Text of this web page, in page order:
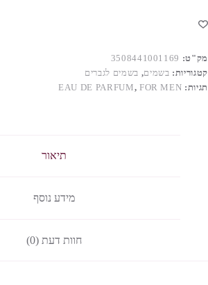
מק"ט: 3508441001169
קטגוריות: בשמים, בשמים לגברים
תגיות:
EAU DE PARFUM, FOR MEN
תיאור
מידע נוסף
חוות דעת (0)